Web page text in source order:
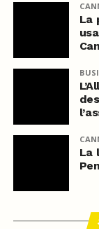
La
La